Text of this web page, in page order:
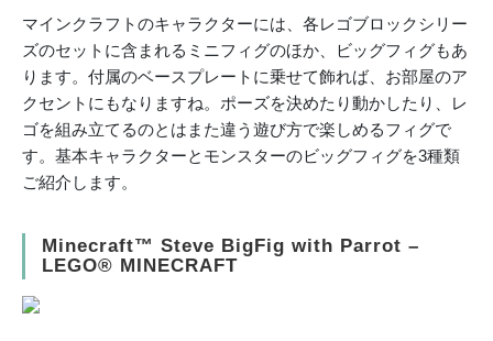
マインクラフトのキャラクターには、各レゴブロックシリー
ズのセットに含まれるミニフィグのほか、ビッグフィグもあ
ります。付属のベースプレートに乗せて飾れば、お部屋のア
クセントにもなりますね。ポーズを決めたり動かしたり、レ
ゴを組み立てるのとはまた違う遊び方で楽しめるフィグで
す。基本キャラクターとモンスターのビッグフィグを3種類
ご紹介します。
Minecraft™ Steve BigFig with Parrot –
LEGO® MINECRAFT